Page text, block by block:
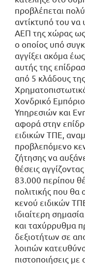
προβλέπεται
αντίκτυπό του να
ΑΕΠ της χώρας
ο οποίος υπό
αγγίξει ακόμα
αυτής της
από 5 κλάδους
Χονδρικό
Υπηρεσιών και
αφορά στην
ειδικών ΤΠΕ,
προβλεπόμενο
ζήτησης να
θέσεις
83.000 περίπου
πολιτικής που
κενού ειδικών
ιδιαίτερη
και ταχύρρυθμα
δεξιοτήτων σε
λοιπών
πιστοποιήσεις